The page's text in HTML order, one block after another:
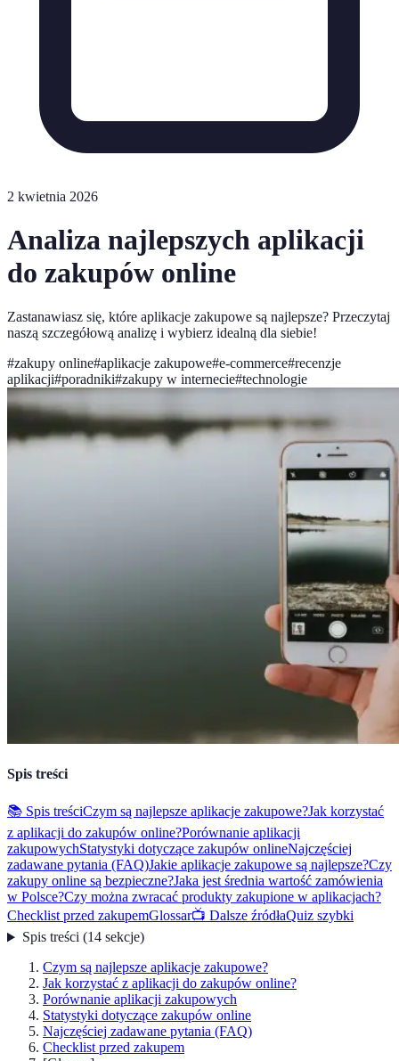
2 kwietnia 2026
Analiza najlepszych aplikacji
do zakupów online
Zastanawiasz się, które aplikacje zakupowe są najlepsze? Przeczytaj
naszą szczegółową analizę i wybierz idealną dla siebie!
#zakupy online#aplikacje zakupowe#e-commerce#recenzje
aplikacji#poradniki#zakupy w internecie#technologie
Spis treści
📚 Spis treściCzym są najlepsze aplikacje zakupowe?Jak korzystać
z aplikacji do zakupów online?Porównanie aplikacji
zakupowychStatystyki dotyczące zakupów onlineNajczęściej
zadawane pytania (FAQ)Jakie aplikacje zakupowe są najlepsze?Czy
zakupy online są bezpieczne?Jaka jest średnia wartość zamówienia
w Polsce?Czy można zwracać produkty zakupione w aplikacjach?
Checklist przed zakupemGlossar📺 Dalsze źródłaQuiz szybki
Spis treści(14 sekcje)
Czym są najlepsze aplikacje zakupowe?
Jak korzystać z aplikacji do zakupów online?
Porównanie aplikacji zakupowych
Statystyki dotyczące zakupów online
Najczęściej zadawane pytania (FAQ)
Checklist przed zakupem